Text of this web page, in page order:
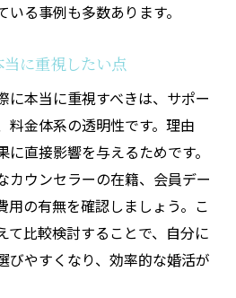
る事例も多数あります。
に重視したい点
に本当に重視すべきは、サポー
料金体系の透明性です。理由
直接影響を与えるためです。
カウンセラーの在籍、会員デー
用の有無を確認しましょう。こ
て比較検討することで、自分に
びやすくなり、効率的な婚活が